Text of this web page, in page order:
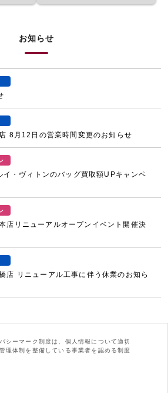
お知らせ
8月12日の営業時間変更のお知らせ
イ・ヴィトンのバッグ買取額UPキャンペ
店リニューアルオープンイベント開催決
店 リニューアル工事に伴う休業のお知ら
シーマーク制度は、個人情報について適切
理体制を整備している事業者を認める制度